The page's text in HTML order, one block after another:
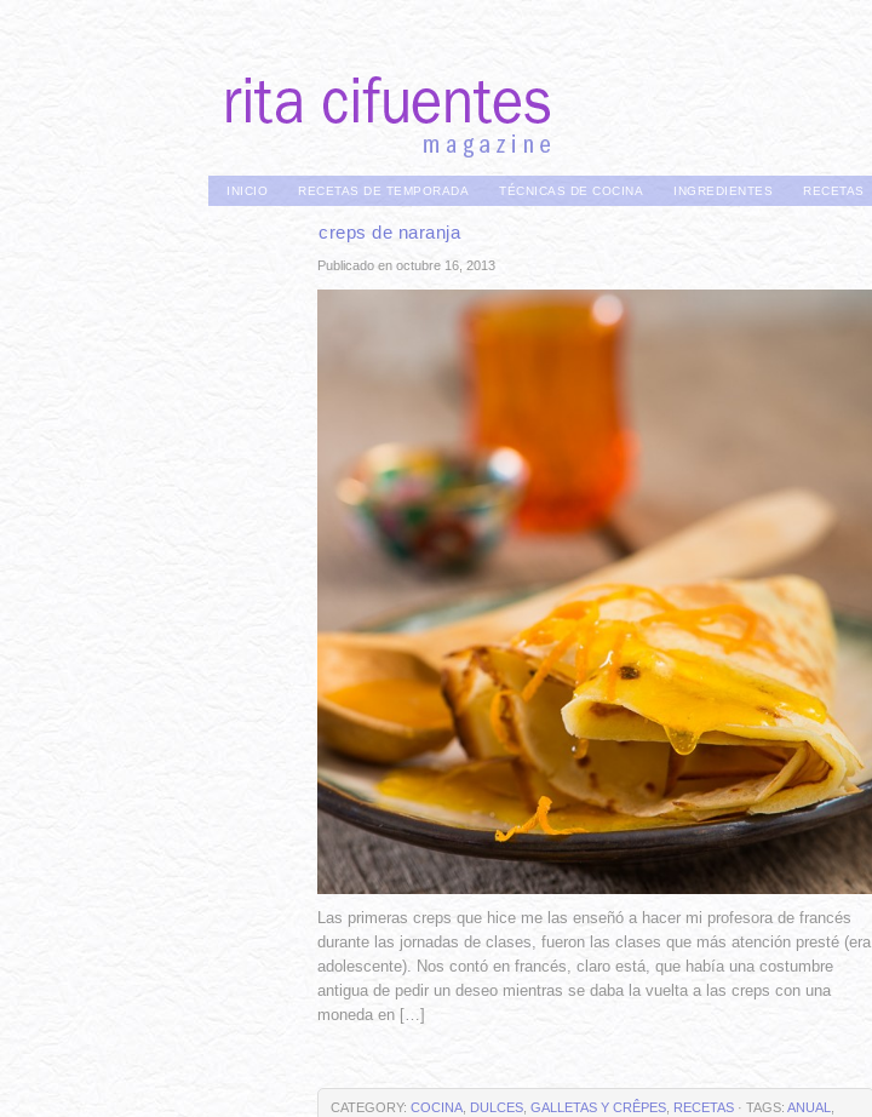
INICIO RECETAS DE TEMPORADA TÉCNICAS DE COCINA INGREDIENTES RECETAS
creps de naranja
Publicado en octubre 16, 2013
Las primeras creps que hice me las enseñó a hacer mi profesora de francés
durante las jornadas de clases, fueron las clases que más atención presté (era
adolescente). Nos contó en francés, claro está, que había una costumbre
antigua de pedir un deseo mientras se daba la vuelta a las creps con una
moneda en […]
CATEGORY: COCINA DULCES GALLETAS Y CRÊPES RECETAS · TAGS: ANUAL